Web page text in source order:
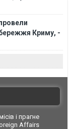
Криму, -
і прагне
Affairs